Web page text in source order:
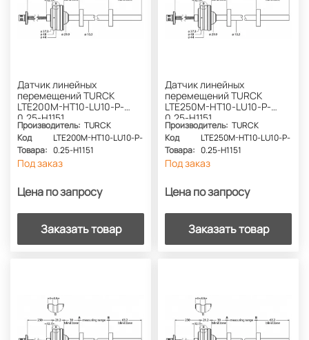
Датчик линейных
перемещений TURCK
LTE200M-HT10-LU10-P-
0.25-H1151
Производитель: TURCK
Код
Товара:
LTE200M-HT10-LU10-P-
0.25-H1151
Под заказ
Цена по запросу
Заказать товар
Датчик линейных
перемещений TURCK
LTE250M-HT10-LU10-P-
0.25-H1151
Производитель: TURCK
Код
Товара:
LTE250M-HT10-LU10-P-
0.25-H1151
Под заказ
Цена по запросу
Заказать товар